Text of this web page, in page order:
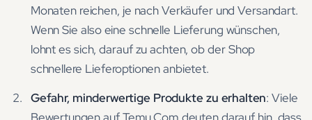
Monaten reichen, je nach Verkäufer und Versandart.
Wenn Sie also eine schnelle Lieferung wünschen,
lohnt es sich, darauf zu achten, ob der Shop
schnellere Lieferoptionen anbietet.
Gefahr, minderwertige Produkte zu erhalten: Viele